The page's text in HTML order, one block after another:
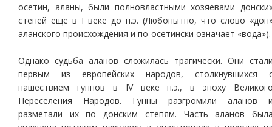
осетин, аланы, были полновластными хозяевами
степей ещё в I веке до н.э. (Любопытно, что слово
аланского происхождения и по-осетински означает «вода»).
Однако судьба аланов сложилась трагически. Они
первым из европейских народов, столкнувшихся
нашествием гуннов в IV веке н.э., в эпоху
Переселения Народов. Гунны разгромили аланов
разметали их по донским степям. Часть аланов